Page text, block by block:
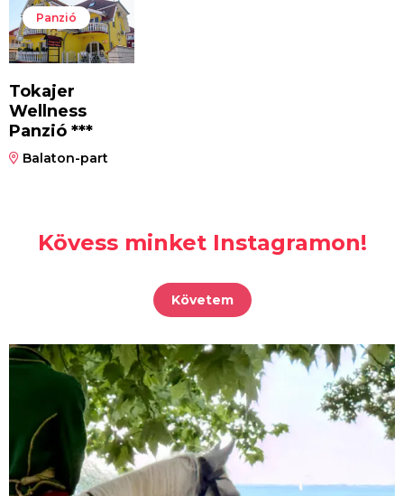
Panzió
Tokajer
Wellness
Panzió ***
Balaton-part
Kövess minket Instagramon!
Követem